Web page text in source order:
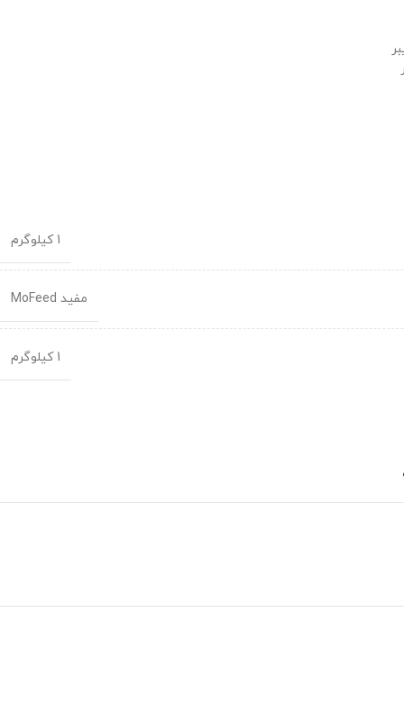
1 کیلوگرم
مفید MoFeed
1 کیلوگرم